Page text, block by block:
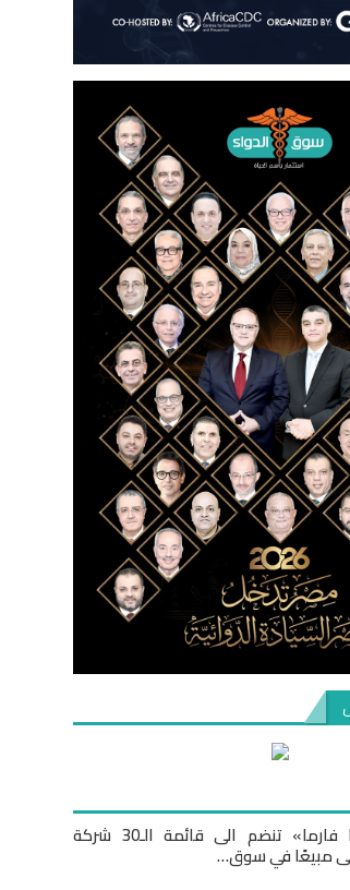
«زيتا فارما» تنضم الى قائمة الـ30 شركة
مبيعًا في سوق…